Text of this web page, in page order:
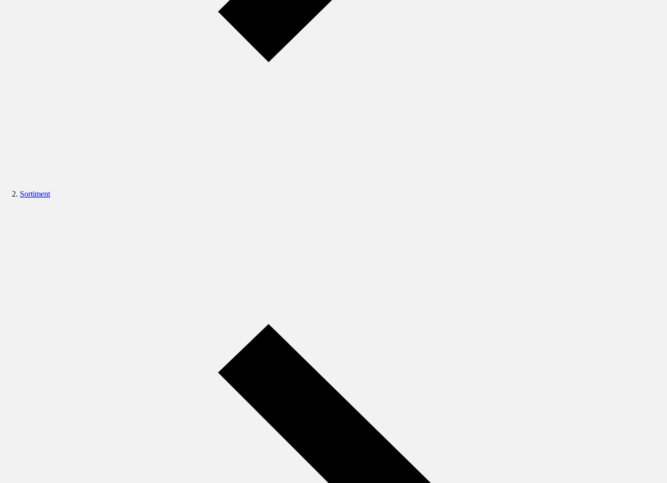
Sortiment